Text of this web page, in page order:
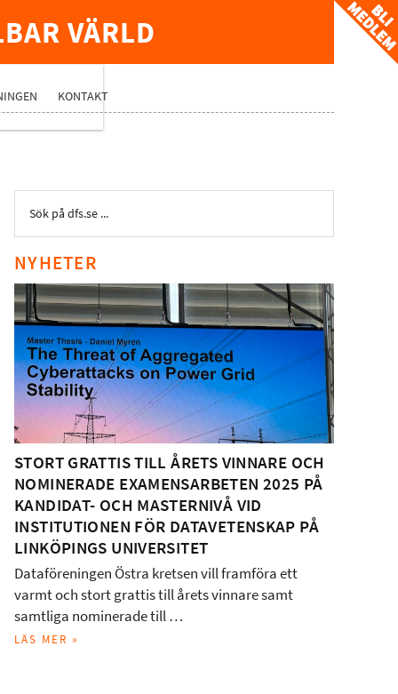
VÄRLD
KONTAKT
NYHETER
STORT GRATTIS TILL ÅRETS VINNARE OCH
NOMINERADE EXAMENSARBETEN 2025 PÅ
KANDIDAT- OCH MASTERNIVÅ VID
INSTITUTIONEN FÖR DATAVETENSKAP PÅ
LINKÖPINGS UNIVERSITET
Dataföreningen Östra kretsen vill framföra ett
varmt och stort grattis till årets vinnare samt
samtliga nominerade till …
LÄS MER »